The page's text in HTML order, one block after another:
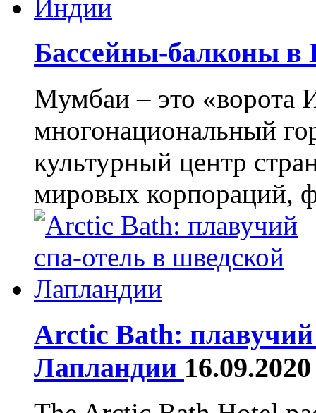
Бассейны-балконы
Мумбаи – это «ворота
многонациональный
культурный центр
мировых корпораций,
Arctic Bath:
Лапландии 16.09.2020